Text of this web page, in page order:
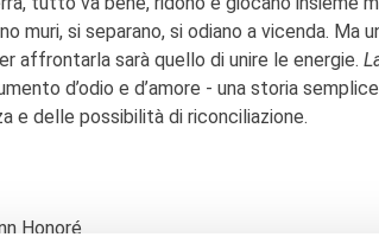
muri, si separano, si odiano a vicenda. Ma
affrontarla sarà quello di unire le energie.
d’odio e d’amore - una storia
e delle possibilità di riconciliazione.
Honoré